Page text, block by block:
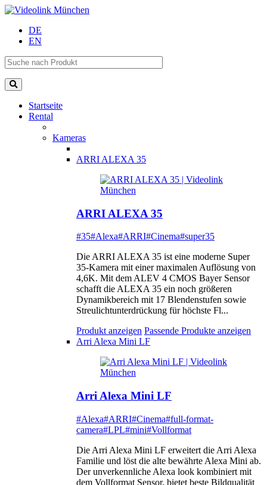
DE
EN
Startseite
Rental
Kameras
ARRI ALEXA 35
ARRI ALEXA 35
#35#Alexa#ARRI#Cinema#super35
Die ARRI ALEXA 35 ist eine moderne Super
35-Kamera mit einer maximalen Auflösung von
4,6K. Mit dem ALEV 4 CMOS Bayer Sensor
schafft die ALEXA 35 ein noch größeren
Dynamikbereich mit 17 Blendenstufen sowie
Streulichtunterdrückung für höchste Fl...
Produkt anzeigen Passende Produkte anzeigen
Arri Alexa Mini LF
Arri Alexa Mini LF
#Alexa#ARRI#Cinema#full-format-
camera#LPL#mini#Vollformat
Die Arri Alexa Mini LF erweitert die Arri Alexa
Familie und löst die alte bewährte Alexa Mini ab.
Der unverkennliche Alexa look kombiniert mit
dem Vollformat Sensor, bietet beste Bildqualität